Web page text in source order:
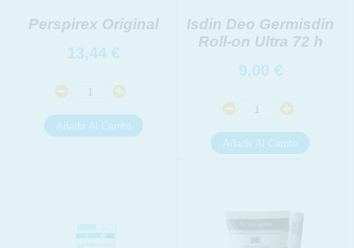
Perspirex Original
13,44 €
Isdin Deo Germisdin
Roll-on Ultra 72 h
9,00 €